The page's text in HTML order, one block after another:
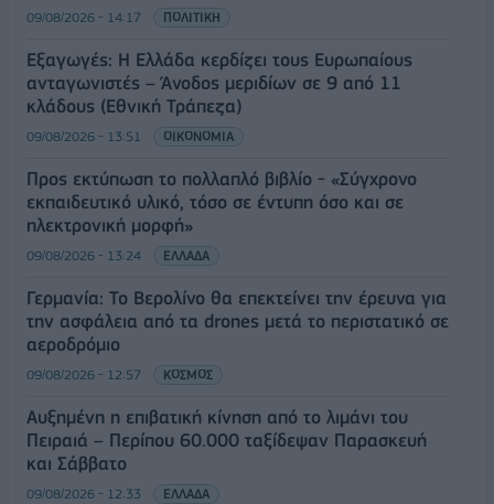
09/08/2026 - 14:17 ΠΟΛΙΤΙΚΗ
Εξαγωγές: Η Ελλάδα κερδίζει τους Ευρωπαίους
ανταγωνιστές – Άνοδος μεριδίων σε 9 από 11
κλάδους (Εθνική Τράπεζα)
09/08/2026 - 13:51 ΟΙΚΟΝΟΜΙΑ
Προς εκτύπωση το πολλαπλό βιβλίο - «Σύγχρονο
εκπαιδευτικό υλικό, τόσο σε έντυπη όσο και σε
ηλεκτρονική μορφή»
09/08/2026 - 13:24 ΕΛΛΑΔΑ
Γερμανία: Το Βερολίνο θα επεκτείνει την έρευνα για
την ασφάλεια από τα drones μετά το περιστατικό σε
αεροδρόμιο
09/08/2026 - 12:57 ΚΟΣΜΟΣ
Αυξημένη η επιβατική κίνηση από το λιμάνι του
Πειραιά – Περίπου 60.000 ταξίδεψαν Παρασκευή
και Σάββατο
09/08/2026 - 12:33 ΕΛΛΑΔΑ